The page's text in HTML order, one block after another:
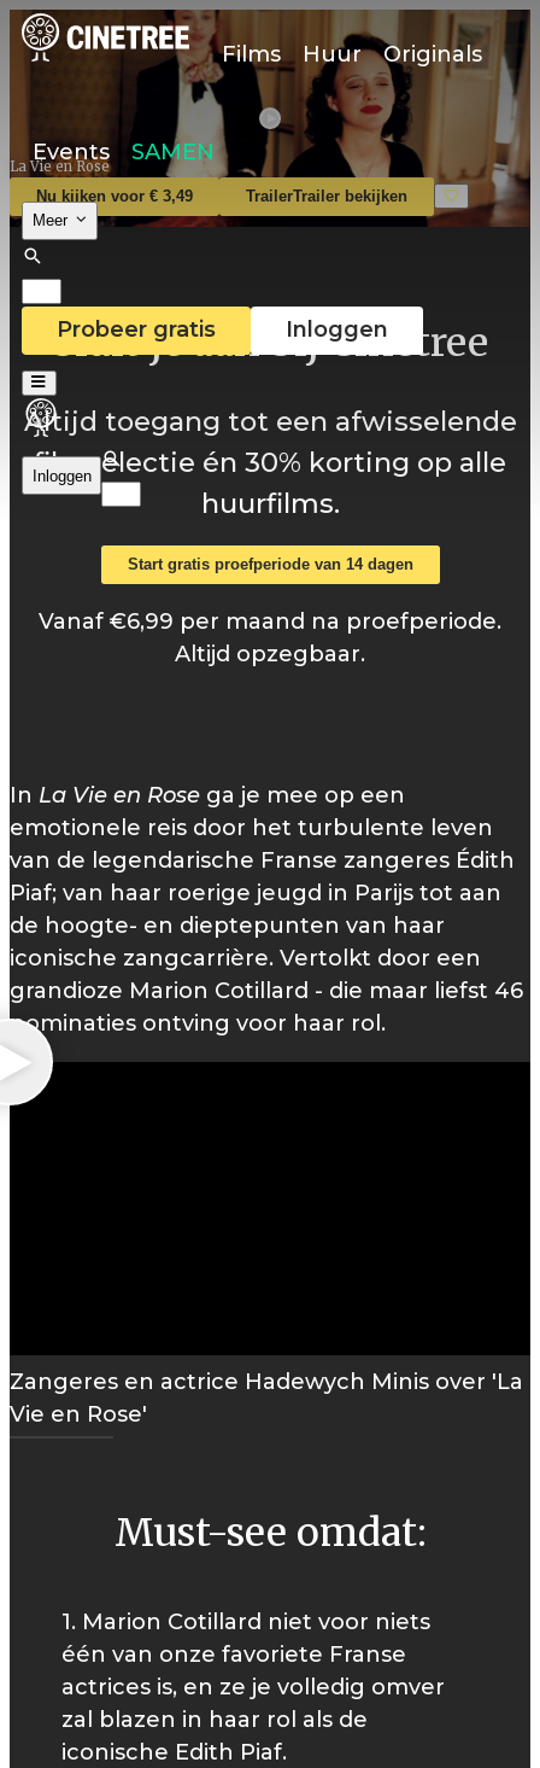
Films Huur Originals
Events SAMEN
Meer
Probeer gratis Inloggen
Inloggen
La Vie en Rose
Nu kijken voor € 3,49 TrailerTrailer bekijken
Sluit je aan bij Cinetree
Altijd toegang tot een afwisselende
filmselectie én 30% korting op alle
huurfilms.
Start gratis proefperiode van 14 dagen
Vanaf €6,99 per maand na proefperiode.
Altijd opzegbaar.
In La Vie en Rose ga je mee op een
emotionele reis door het turbulente leven
van de legendarische Franse zangeres Édith
Piaf; van haar roerige jeugd in Parijs tot aan
de hoogte- en dieptepunten van haar
iconische zangcarrière. Vertolkt door een
grandioze Marion Cotillard - die maar liefst 46
nominaties ontving voor haar rol.
Zangeres en actrice Hadewych Minis over 'La
Vie en Rose'
Must-see omdat:
1. Marion Cotillard niet voor niets
één van onze favoriete Franse
actrices is, en ze je volledig omver
zal blazen in haar rol als de
iconische Edith Piaf.